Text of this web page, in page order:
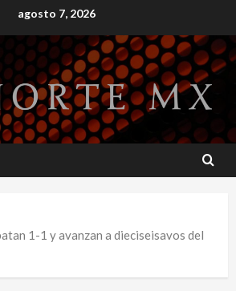
agosto 7, 2026
1-1 y avanzan a dieciseisavos del